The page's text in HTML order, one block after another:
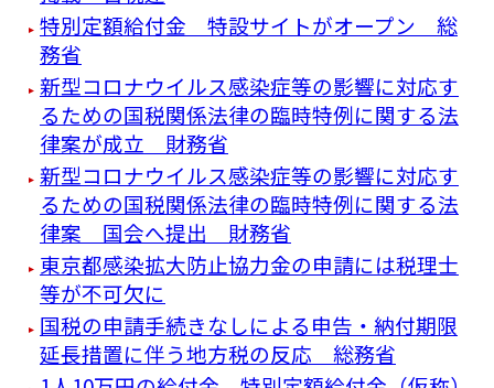
特別定額給付金 特設サイトがオープン 総
務省
新型コロナウイルス感染症等の影響に対応す
るための国税関係法律の臨時特例に関する法
律案が成立 財務省
新型コロナウイルス感染症等の影響に対応す
るための国税関係法律の臨時特例に関する法
律案 国会へ提出 財務省
東京都感染拡大防止協力金の申請には税理士
等が不可欠に
国税の申請手続きなしによる申告・納付期限
延長措置に伴う地方税の反応 総務省